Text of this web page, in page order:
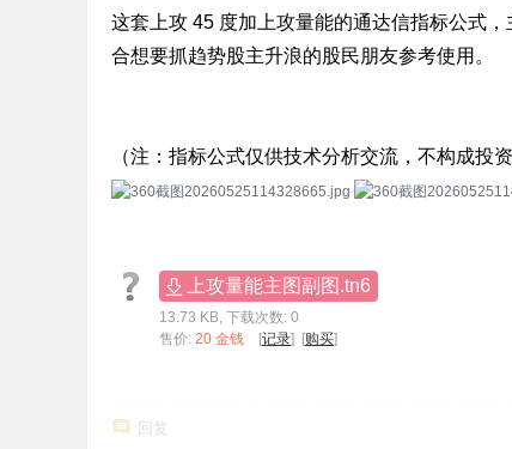
这套上攻 45 度加上攻量能的通达信指标公式
合想要抓趋势股主升浪的股民朋友参考使用。
（注：指标公式仅供技术分析交流，不构成投
上攻量能主图副图.tn6
13.73 KB, 下载次数: 0
售价: 20 金钱 [记录] [购买]
回复